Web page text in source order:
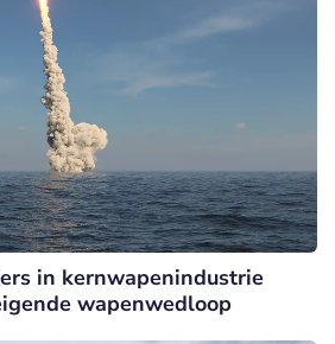
in kernwapenindustrie
wapenwedloop